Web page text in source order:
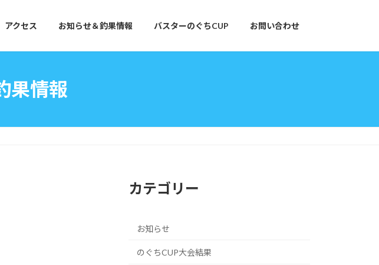
アクセス お知らせ＆釣果情報 バスターのぐちCUP お問い合わせ
果情報
カテゴリー
お知らせ
のぐちCUP大会結果